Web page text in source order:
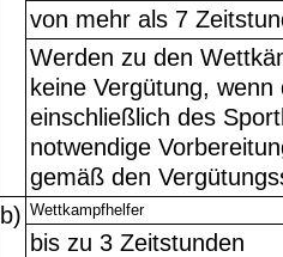
von mehr als 7
Werden zu den
keine Vergütung,
einschließlich des
notwendige
gemäß den
b) Wettkampfhelfer
bis zu 3 Zeitstunden